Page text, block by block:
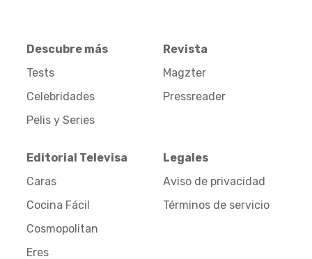
Descubre más
Tests
Celebridades
Pelis y Series
Revista
Magzter
Pressreader
Editorial Televisa
Caras
Cocina Fácil
Cosmopolitan
Eres
Legales
Aviso de privacidad
Términos de servicio